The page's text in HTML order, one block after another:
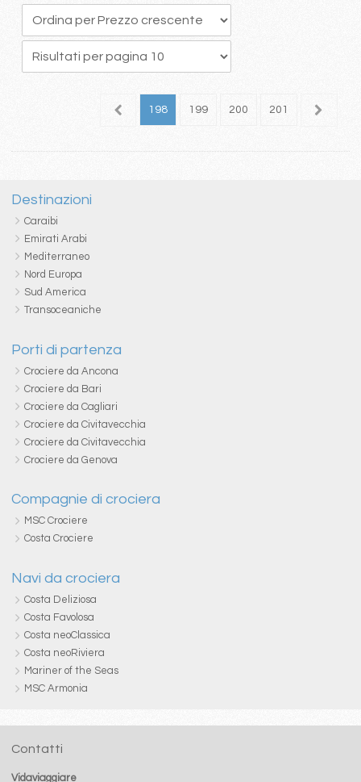
197 198 199 200 201 202
Destinazioni
Caraibi
Emirati Arabi
Mediterraneo
Nord Europa
Sud America
Transoceaniche
Porti di partenza
Crociere da Ancona
Crociere da Bari
Crociere da Cagliari
Crociere da Civitavecchia
Crociere da Civitavecchia
Crociere da Genova
Compagnie di crociera
MSC Crociere
Costa Crociere
Navi da crociera
Costa Deliziosa
Costa Favolosa
Costa neoClassica
Costa neoRiviera
Mariner of the Seas
MSC Armonia
Contatti
Vidaviaggiare